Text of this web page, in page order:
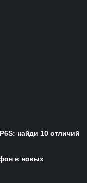
найди 10 отличий
в новых